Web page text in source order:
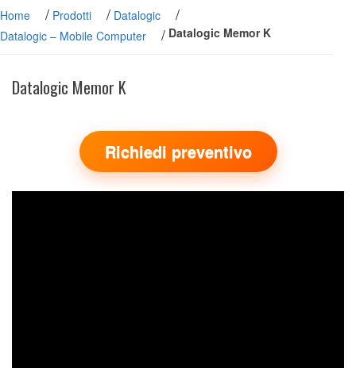
Home / Prodotti / Datalogic /
Datalogic – Mobile Computer / Datalogic Memor K
Datalogic Memor K
Richiedi preventivo